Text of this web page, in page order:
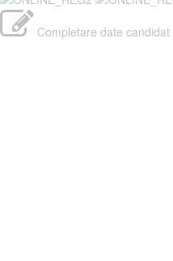
Completare date candidat